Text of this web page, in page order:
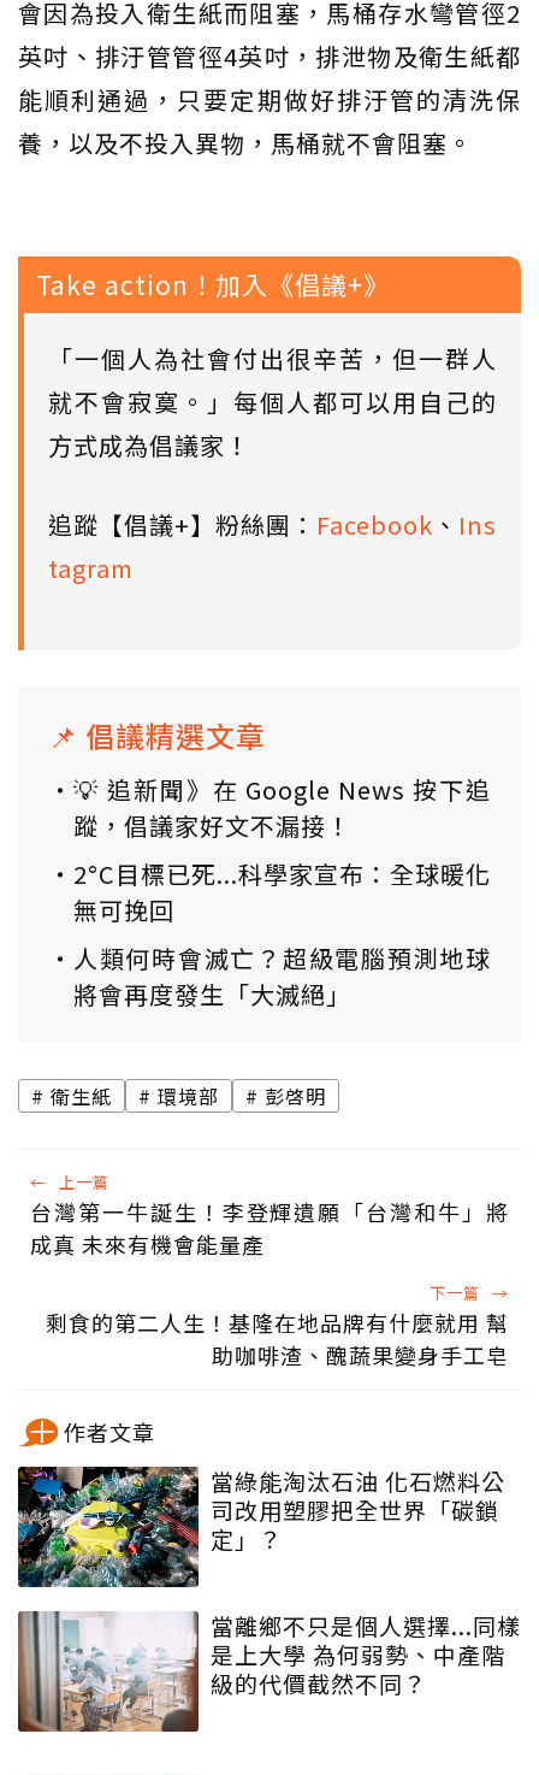
會因為投入衛生紙而阻塞，馬桶存水彎管徑2
英吋、排汙管管徑4英吋，排泄物及衛生紙都
能順利通過，只要定期做好排汙管的清洗保
養，以及不投入異物，馬桶就不會阻塞。
Take action！加入《倡議+》
「一個人為社會付出很辛苦，但一群人
就不會寂寞。」每個人都可以用自己的
方式成為倡議家！
追蹤【倡議+】粉絲團： Facebook 、 Ins
tagram
📌 倡議精選文章
💡 追新聞》在 Google News 按下追
蹤，倡議家好文不漏接！
2°C目標已死...科學家宣布：全球暖化
無可挽回
人類何時會滅亡？超級電腦預測地球
將會再度發生「大滅絕」
衛生紙 環境部 彭啓明
← 上一篇
台灣第一牛誕生！李登輝遺願「台灣和牛」將
成真 未來有機會能量產
下一篇 →
剩食的第二人生！基隆在地品牌有什麼就用 幫
助咖啡渣、醜蔬果變身手工皂
作者文章
當綠能淘汰石油 化石燃料公
司改用塑膠把全世界「碳鎖
定」？
當離鄉不只是個人選擇...同樣
是上大學 為何弱勢、中產階
級的代價截然不同？